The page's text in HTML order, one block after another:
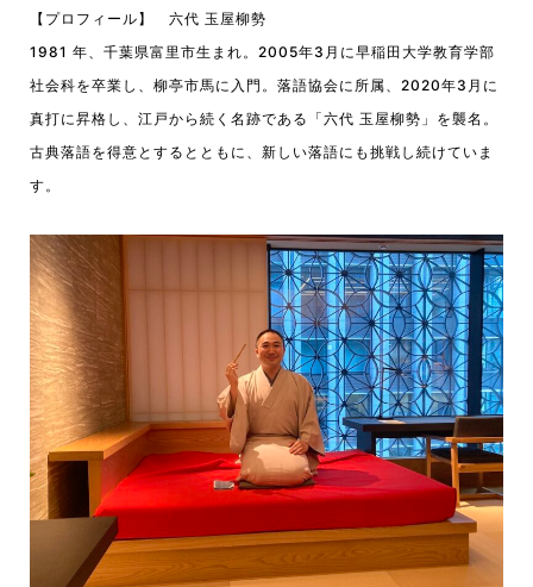
【プロフィール】 六代 玉屋柳勢
1981 年、千葉県富里市生まれ。2005年3月に早稲田大学教育学部
社会科を卒業し、柳亭市馬に入門。落語協会に所属、2020年3月に
真打に昇格し、江戸から続く名跡である「六代 玉屋柳勢」を襲名。
古典落語を得意とするとともに、新しい落語にも挑戦し続けていま
す。